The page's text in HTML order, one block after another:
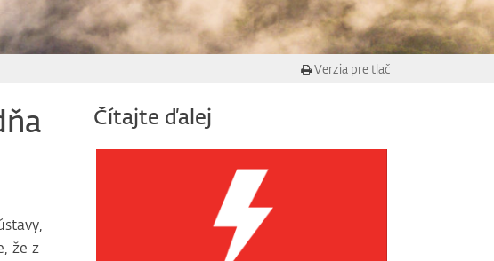
Verzia pre tlač
že z
Čítajte ďalej